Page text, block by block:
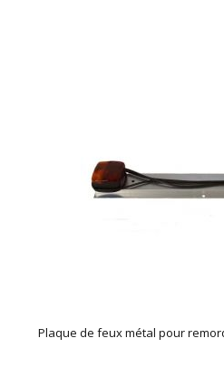
Plaque de feux métal pour